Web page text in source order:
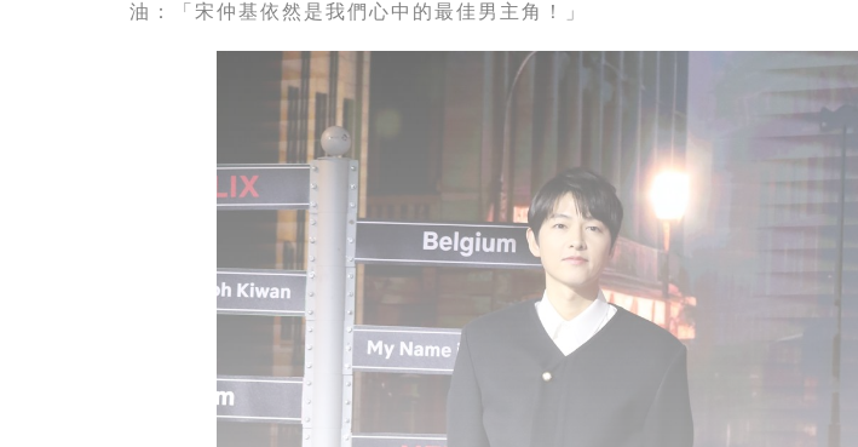
油：「宋仲基依然是我們心中的最佳男主角！」